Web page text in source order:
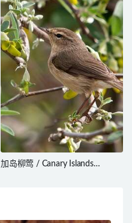
加岛柳莺 / Canary Islands